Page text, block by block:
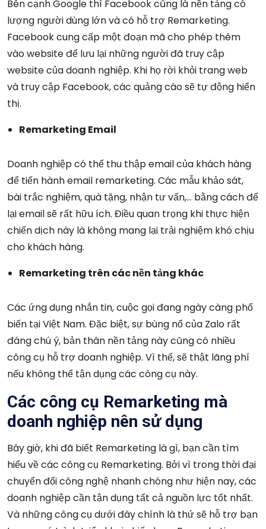
Bên cạnh Google thì Facebook cũng là nền tảng có
lượng người dùng lớn và có hỗ trợ Remarketing.
Facebook cung cấp một đoạn mã cho phép thêm
vào website để lưu lại những người đã truy cập
website của doanh nghiệp. Khi họ rời khỏi trang web
và truy cập Facebook, các quảng cáo sẽ tự động hiển
thị.
Remarketing Email
Doanh nghiệp có thể thu thập email của khách hàng
để tiến hành email remarketing. Các mẫu khảo sát,
bài trắc nghiệm, quà tặng, nhận tư vấn,… bằng cách để
lại email sẽ rất hữu ích. Điều quan trọng khi thực hiện
chiến dịch này là không mang lại trải nghiệm khó chịu
cho khách hàng.
Remarketing trên các nền tảng khác
Các ứng dụng nhắn tin, cuộc gọi đang ngày càng phổ
biến tại Việt Nam. Đặc biệt, sự bùng nổ của Zalo rất
đáng chú ý, bản thân nền tảng này cũng có nhiều
công cụ hỗ trợ doanh nghiệp. Vì thế, sẽ thật lãng phí
nếu không thể tận dụng các công cụ này.
Các công cụ Remarketing mà
doanh nghiệp nên sử dụng
Bây giờ, khi đã biết Remarketing là gì, bạn cần tìm
hiểu về các công cụ Remarketing. Bởi vì trong thời đại
chuyển đổi công nghệ nhanh chóng như hiện nay, các
doanh nghiệp cần tận dụng tất cả nguồn lực tốt nhất.
Và những công cụ dưới đây chính là thứ sẽ hỗ trợ bạn